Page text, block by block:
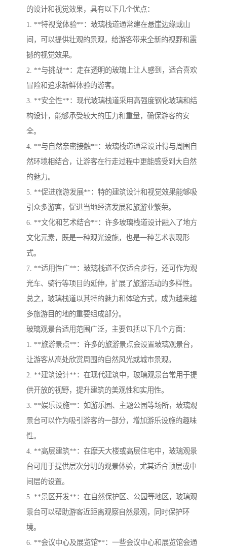
的设计和视觉效果，具有以下几个优点：
1. **特视觉体验**：玻璃栈道通常建在悬崖边缘或山
间，可以提供壮观的景观，给游客带来全新的视野和震
撼的视觉效果。
2. **与挑战**：走在透明的玻璃上让人感到，适合喜欢
冒险和追求新鲜体验的游客。
3. **安全性**：现代玻璃栈道采用高强度钢化玻璃和结
构设计，能够承受较大的压力和重量，确保游客的安
全。
4. **与自然亲密接触**：玻璃栈道通常设计得与周围自
然环境相结合，让游客在行走过程中更能感受到大自然
的魅力。
5. **促进旅游发展**：特的建筑设计和视觉效果能够吸
引众多游客，促进当地经济发展和旅游业繁荣。
6. **文化和艺术结合**：许多玻璃栈道设计融入了地方
文化元素，既是一种观光设施，也是一种艺术表现形
式。
7. **适用性广**：玻璃栈道不仅适合步行，还可作为观
光车、骑行等项目的延伸，扩展了旅游活动的多样性。
总之，玻璃栈道以其特的魅力和体验方式，成为越来越
多旅游目的地的重要组成部分。
玻璃观景台适用范围广泛，主要包括以下几个方面：
1. **旅游景点**：许多的旅游景点会设置玻璃观景台，
让游客从高处欣赏周围的自然风光或城市景观。
2. **建筑设计**：在现代建筑中，玻璃观景台常用于提
供开放的视野，提升建筑的美观性和实用性。
3. **娱乐设施**：如游乐园、主题公园等场所，玻璃观
景台可以作为吸引游客的一部分，增加游乐设施的趣味
性。
4. **高层建筑**：在摩天大楼或高层住宅中，玻璃观景
台可用于提供层次分明的观景体验，尤其适合顶层或中
间层的设置。
5. **景区开发**：在自然保护区、公园等地区，玻璃观
景台可以帮助游客近距离观察自然景观，同时保护环
境。
6. **会议中心及展览馆**：一些会议中心和展览馆会通